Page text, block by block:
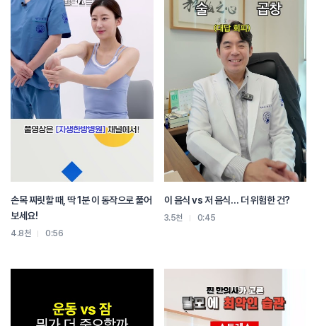
손목 찌릿할 때, 딱 1분 이 동작으로 풀어
보세요!
4.8천 0:56
이 음식 vs 저 음식… 더 위험한 건?
3.5천 0:45